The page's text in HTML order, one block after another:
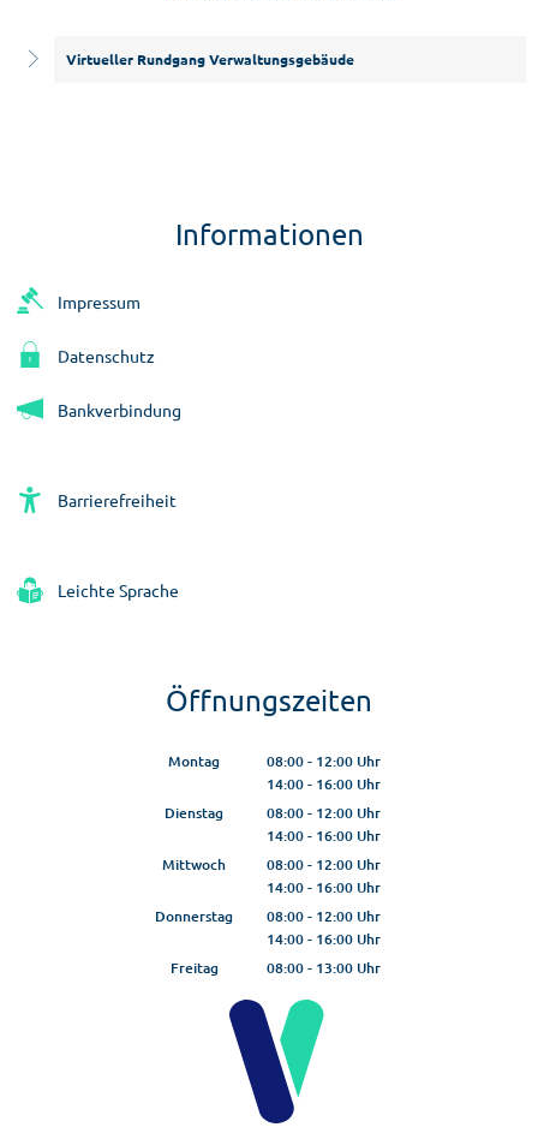
Virtueller Rundgang Verwaltungsgebäude
Informationen
Impressum
Datenschutz
Bankverbindung
Barrierefreiheit
Leichte Sprache
Öffnungszeiten
Montag 08:00- 12:00Uhr
Von 08:00 bis 12:00 Uhr
14:00- 16:00Uhr
Von 14:00 bis 16:00 Uhr
Dienstag 08:00- 12:00Uhr
Von 08:00 bis 12:00 Uhr
14:00- 16:00Uhr
Von 14:00 bis 16:00 Uhr
Mittwoch 08:00- 12:00Uhr
Von 08:00 bis 12:00 Uhr
14:00- 16:00Uhr
Von 14:00 bis 16:00 Uhr
Donnerstag 08:00- 12:00Uhr
Von 08:00 bis 12:00 Uhr
14:00- 16:00Uhr
Von 14:00 bis 16:00 Uhr
Freitag 08:00- 13:00Uhr